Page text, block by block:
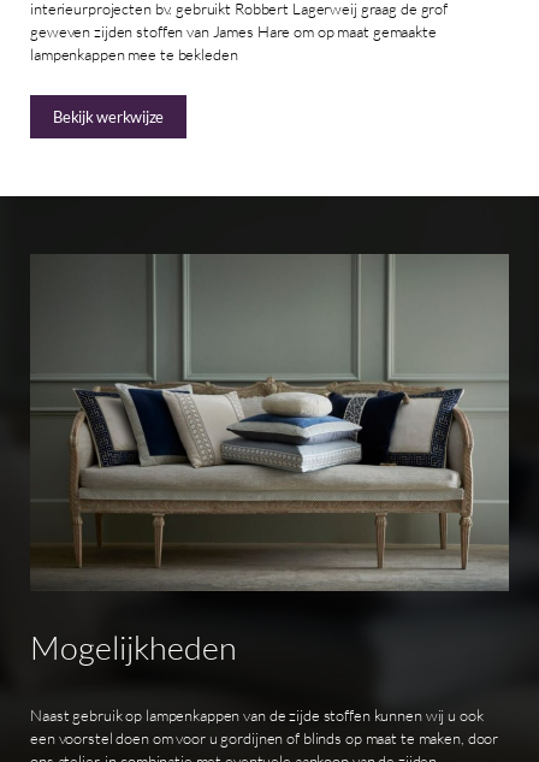
interieurprojecten bv. gebruikt Robbert Lagerweij graag de grof
geweven zijden stoffen van James Hare om op maat gemaakte
lampenkappen mee te bekleden
Bekijk werkwijze
Mogelijkheden
Naast gebruik op lampenkappen van de zijde stoffen kunnen wij u ook
een voorstel doen om voor u gordijnen of blinds op maat te maken, door